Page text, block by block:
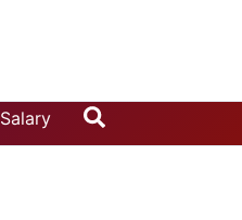
Salary Search